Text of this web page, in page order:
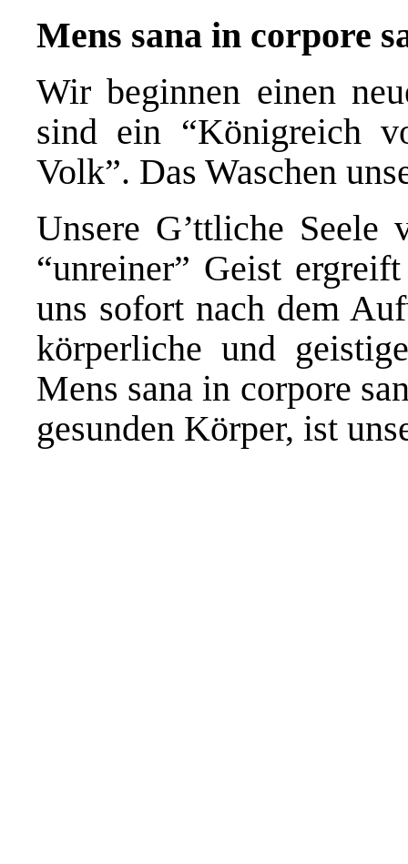
Mens sana in corpore
Wir beginnen einen
sind ein “Königreich
Volk”. Das Waschen
Unsere G’ttliche
“unreiner” Geist
uns sofort nach dem
körperliche und
Mens sana in corpore
gesunden Körper, ist